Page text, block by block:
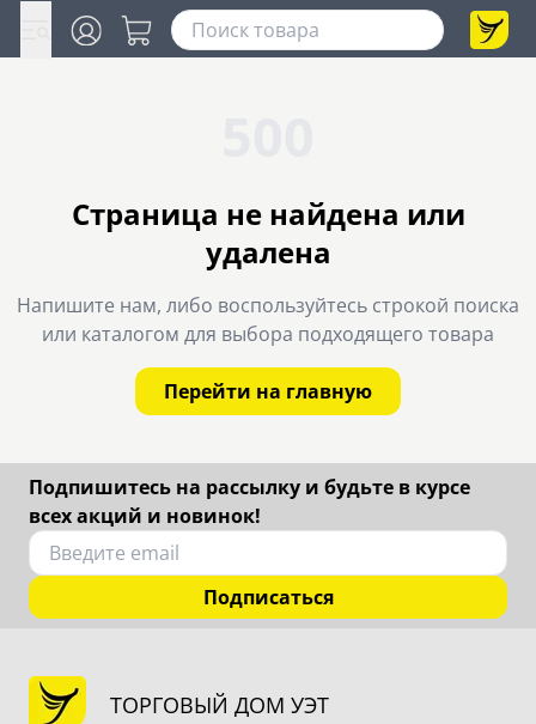
Страница не найдена или
удалена
Напишите нам, либо воспользуйтесь строкой поиска
или каталогом для выбора подходящего товара
Перейти на главную
Подпишитесь на рассылку и будьте в курсе
всех акций и новинок!
Подписаться
ТОРГОВЫЙ ДОМ УЭТ